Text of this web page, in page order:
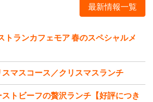
最新情報一覧
トランカフェモア 春のスペシャルメ
スマスコース／クリスマスランチ
ストビーフの贅沢ランチ【好評につき